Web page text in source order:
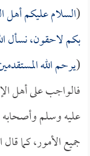
(السلام عليكم أهل
بكم لاحقون، نسأل
(يرحم الله
فالواجب على أهل
عليه وسلم وأصحابه
جميع الأمور، كما